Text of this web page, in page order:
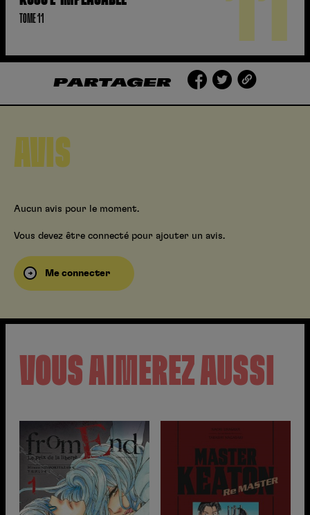
TOME 11
PARTAGER
AVIS
Aucun avis pour le moment.
Vous devez être connecté pour ajouter un avis.
Me connecter
VOUS AIMEREZ AUSSI